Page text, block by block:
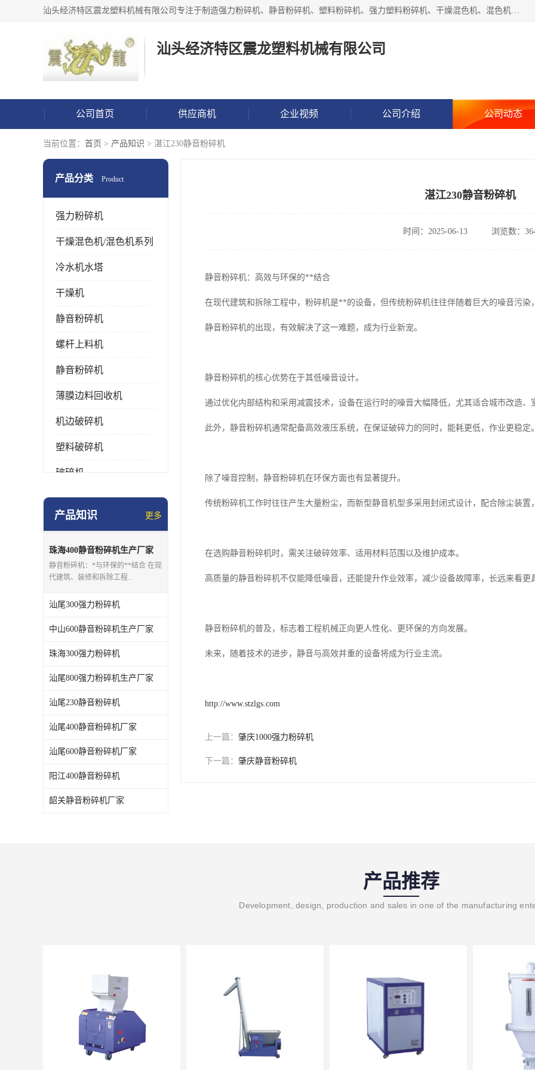
汕头经济特区震龙塑料机械有限公司专注于制造强力粉碎机、静音粉碎机、塑料粉碎机、强力塑料粉碎机、干燥混色机、混色机、冷水机、上料机等塑料辅助机械。
汕头经济特区震龙塑料机械有限公司
公司首页 供应商机 企业视频 公司介绍 公司动态
当前位置： 首页 > 产品知识 > 湛江230静音粉碎机
产品分类 Product
强力粉碎机
干燥混色机/混色机系列
冷水机水塔
干燥机
静音粉碎机
螺杆上料机
静音粉碎机
薄膜边料回收机
机边破碎机
塑料破碎机
破碎机
强力粉碎机
产品知识 更多
珠海400静音粉碎机生产厂家
静音粉碎机：*与环保的**结合 在现
代建筑、装修和拆除工程..
汕尾300强力粉碎机
中山600静音粉碎机生产厂家
珠海300强力粉碎机
汕尾800强力粉碎机生产厂家
汕尾230静音粉碎机
汕尾400静音粉碎机厂家
汕尾600静音粉碎机厂家
阳江400静音粉碎机
韶关静音粉碎机厂家
湛江230静音粉碎机
时间：2025-06-13 浏览数：
静音粉碎机：高效与环保的**结合
在现代建筑和拆除工程中，粉碎机是**的设备，但传统粉碎机往往伴随着巨大的噪音污染
静音粉碎机的出现，有效解决了这一难题，成为行业新宠。
静音粉碎机的核心优势在于其低噪音设计。
通过优化内部结构和采用减震技术，设备在运行时的噪音大幅降低，尤其适合城市改造、
此外，静音粉碎机通常配备高效液压系统，在保证破碎力的同时，能耗更低，作业更稳定。
除了噪音控制，静音粉碎机在环保方面也有显著提升。
传统粉碎机工作时往往产生大量粉尘，而新型静音机型多采用封闭式设计，配合除尘装置
在选购静音粉碎机时，需关注破碎效率、适用材料范围以及维护成本。
高质量的静音粉碎机不仅能降低噪音，还能提升作业效率，减少设备故障率，长远来看更
静音粉碎机的普及，标志着工程机械正向更人性化、更环保的方向发展。
未来，随着技术的进步，静音与高效并重的设备将成为行业主流。
http://www.stzlgs.com
上一篇： 肇庆1000强力粉碎机
下一篇： 肇庆静音粉碎机
产品推荐
Development, design, production and sales in one of the manufacturing